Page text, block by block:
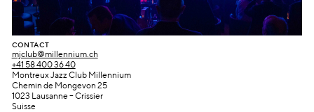
CONTACT
mjclub@millennium.ch
+41 58 400 36 40
Montreux Jazz Club Millennium
Chemin de Mongevon 25
1023 Lausanne – Crissier
Suisse